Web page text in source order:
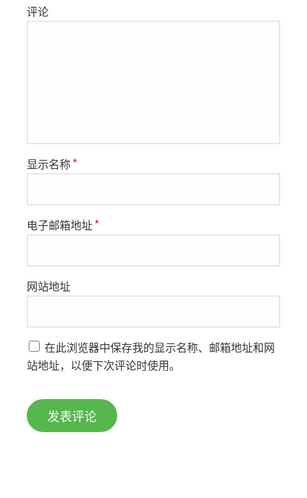
评论
显示名称*
电子邮箱地址*
网站地址
在此浏览器中保存我的显示名称、邮箱地址和网
站地址，以便下次评论时使用。